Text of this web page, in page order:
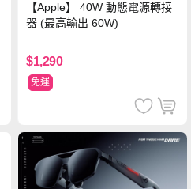
【Apple】 40W 動態電源轉接
器 (最高輸出 60W)
$1,290
免運